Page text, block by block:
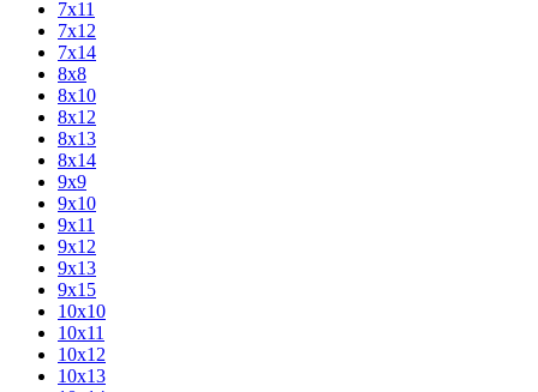
7х11
7х12
7х14
8х8
8х10
8х12
8х13
8х14
9х9
9х10
9х11
9х12
9х13
9х15
10х10
10х11
10х12
10х13